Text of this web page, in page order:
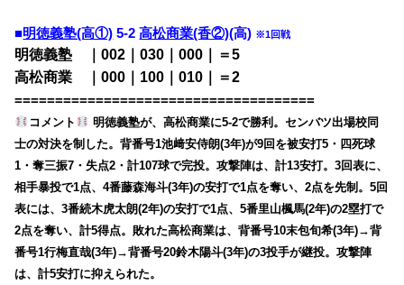
■明徳義塾(高①) 5-2高松商業(香②)(高) ※1回戦
明徳義塾 ｜002｜030｜000｜＝5
高松商業 ｜000｜100｜010｜＝2
=====================================
コメント
明徳義塾が、高松商業に5-2で勝利。センバツ出場校同
士の対決を制した。背番号1池﨑安侍朗(3年)が9回を被安打5・四死球
1・奪三振7・失点2・計107球で完投。攻撃陣は、計13安打。3回表に、
相手暴投で1点、4番藤森海斗(3年)の安打で1点を奪い、2点を先制。5回
表には、3番続木虎太朗(2年)の安打で1点、5番里山楓馬(2年)の2塁打で
2点を奪い、計5得点。敗れた高松商業は、背番号10末包旬希(3年)→背
番号1行梅直哉(3年)→背番号20鈴木陽斗(3年)の3投手が継投。攻撃陣
は、計5安打に抑えられた。